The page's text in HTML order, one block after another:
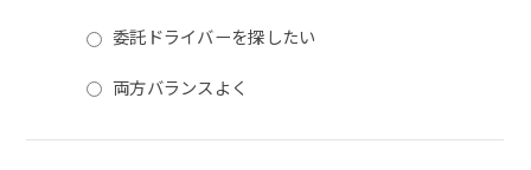
委託ドライバーを探したい
両方バランスよく